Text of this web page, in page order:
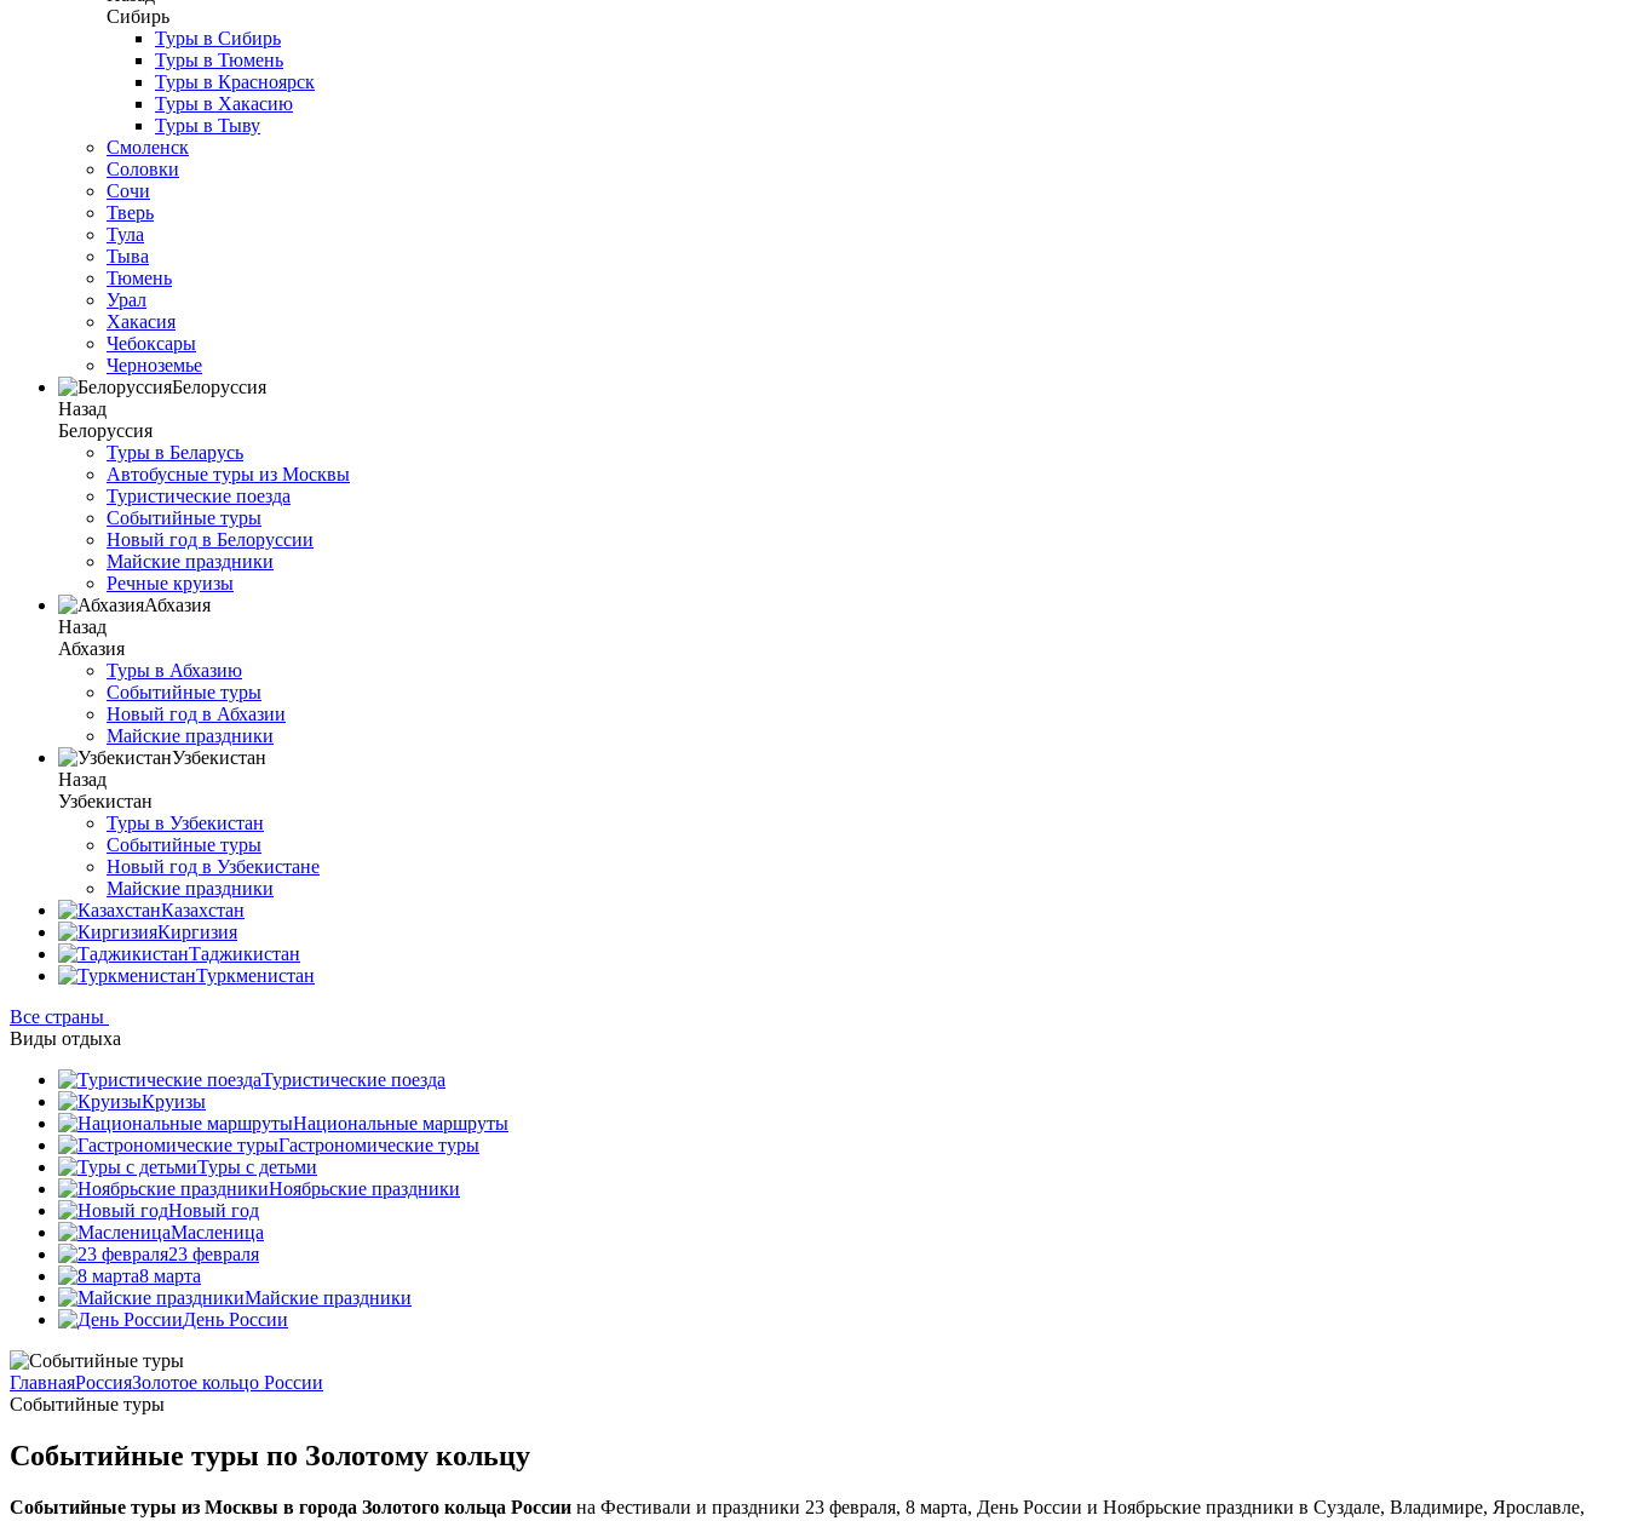
Сибирь
Туры в Сибирь
Туры в Тюмень
Туры в Красноярск
Туры в Хакасию
Туры в Тыву
Смоленск
Соловки
Сочи
Тверь
Тула
Тыва
Тюмень
Урал
Хакасия
Чебоксары
Черноземье
Белоруссия
Назад
Белоруссия
Туры в Беларусь
Автобусные туры из Москвы
Туристические поезда
Событийные туры
Новый год в Белоруссии
Майские праздники
Речные круизы
Абхазия
Назад
Абхазия
Туры в Абхазию
Событийные туры
Новый год в Абхазии
Майские праздники
Узбекистан
Назад
Узбекистан
Туры в Узбекистан
Событийные туры
Новый год в Узбекистане
Майские праздники
Казахстан
Киргизия
Таджикистан
Туркменистан
Все страны
Виды отдыха
Туристические поезда
Круизы
Национальные маршруты
Гастрономические туры
Туры с детьми
Ноябрьские праздники
Новый год
Масленица
23 февраля
8 марта
Майские праздники
День России
ГлавнаяРоссияЗолотое кольцо России
Событийные туры
Событийные туры по Золотому кольцу
Событийные туры из Москвы в города Золотого кольца России на Фестивали и праздники 23 февраля, 8 марта, День России и Ноябрьские праздники в Суздале, Владимире, Ярославле,